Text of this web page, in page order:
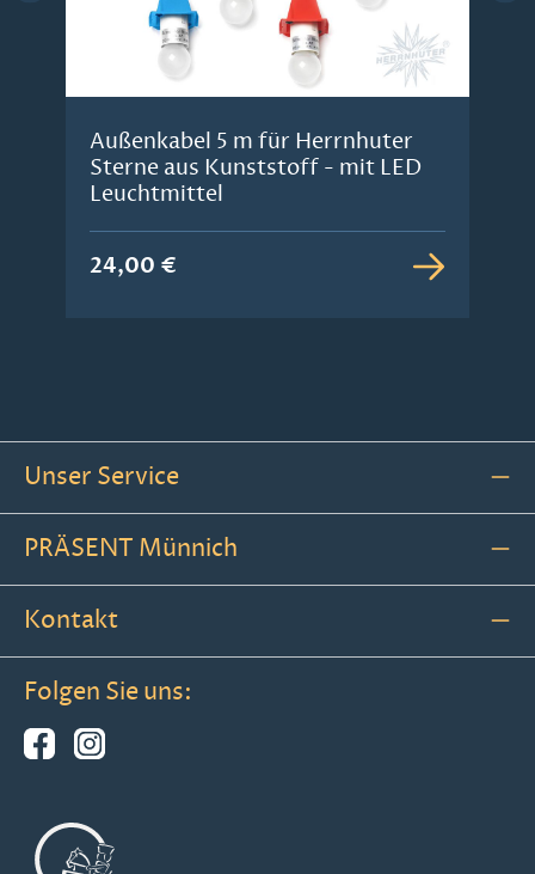
Außenkabel 5 m für Herrnhuter
Sterne aus Kunststoff - mit LED
Leuchtmittel
24,00 €
Unser Service
PRÄSENT Münnich
Kontakt
Folgen Sie uns: